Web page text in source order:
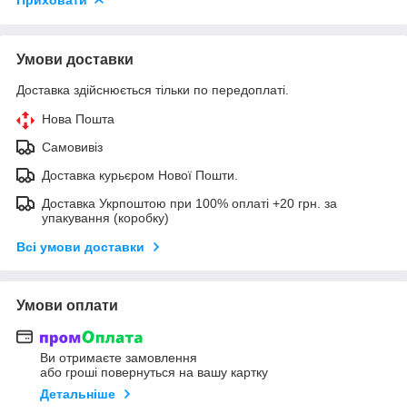
Умови доставки
Доставка здійснюється тільки по передоплаті.
Нова Пошта
Самовивіз
Доставка курьєром Нової Пошти.
Доставка Укрпоштою при 100% оплаті +20 грн. за
упакування (коробку)
Всі умови доставки
Умови оплати
Ви отримаєте замовлення
або гроші повернуться на вашу картку
Детальніше